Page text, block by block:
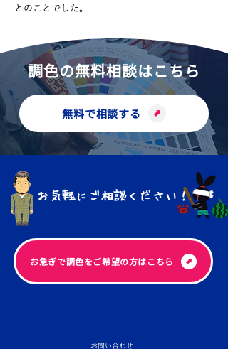
とのことでした。
調色の無料相談はこちら
無料で相談する
お気軽にご相談ください！
​お急ぎで調色をご希望の方はこちら
お問い合わせ